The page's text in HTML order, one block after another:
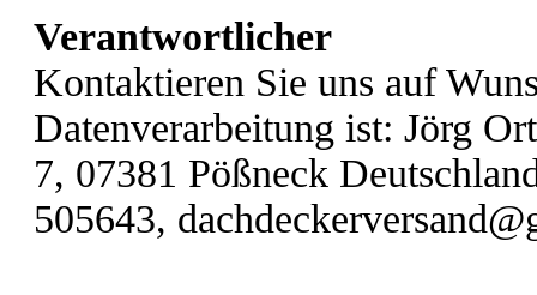
Verantwortlicher
Kontaktieren Sie uns auf
Datenverarbeitung ist: Jörg
7, 07381 Pößneck
505643,